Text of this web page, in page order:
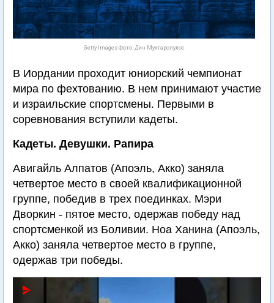
Getty Images Фото: Дин Мухтаропулос
В Иордании проходит юниорский чемпионат
мира по фехтованию. В нем принимают участие
и израильские спортсмены. Первыми в
соревнования вступили кадеты.
Кадеты. Девушки. Рапира
Авигайль Алпатов (Апоэль, Акко) заняла
четвертое место в своей квалификационной
группе, победив в трех поединках. Мэри
Дворкин - пятое место, одержав победу над
спортсменкой из Боливии. Ноа Ханина (Апоэль,
Акко) заняла четвертое место в группе,
одержав три победы.